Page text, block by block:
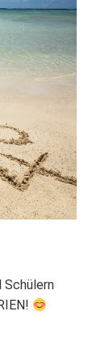
Schülern